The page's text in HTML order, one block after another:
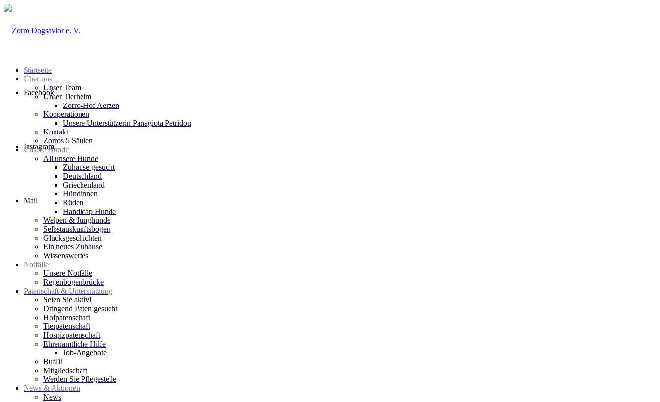
Facebook
Instagram
Mail
Startseite
Über uns
Unser Team
Unser Tierheim
Zorro-Hof Aerzen
Kooperationen
Unsere Unterstützerin Panagiota Petridou
Kontakt
Zorros 5 Säulen
Unsere Hunde
All unsere Hunde
Zuhause gesucht
Deutschland
Griechenland
Hündinnen
Rüden
Handicap Hunde
Welpen & Junghunde
Selbstauskunftsbogen
Glücksgeschichten
Ein neues Zuhause
Wissenswertes
Notfälle
Unsere Notfälle
Regenbogenbrücke
Patenschaft & Unterstützung
Seien Sie aktiv!
Dringend Paten gesucht
Hofpatenschaft
Tierpatenschaft
Hospizpatenschaft
Ehrenamtliche Hilfe
Job-Angebote
BufDi
Mitgliedschaft
Werden Sie Pflegestelle
News & Aktionen
News